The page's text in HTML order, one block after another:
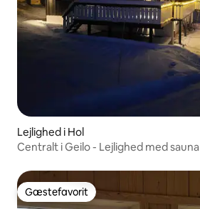
Lejlighed i Hol
Centralt i Geilo - Lejlighed med sauna
Gæstefavorit
Gæstefavorit